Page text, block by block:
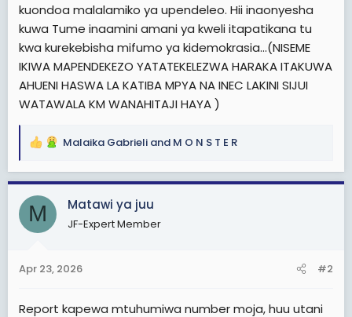
kuondoa malalamiko ya upendeleo. Hii inaonyesha
kuwa Tume inaamini amani ya kweli itapatikana tu
kwa kurekebisha mifumo ya kidemokrasia...(NISEME
IKIWA MAPENDEKEZO YATATEKELEZWA HARAKA ITAKUWA
AHUENI HASWA LA KATIBA MPYA NA INEC LAKINI SIJUI
WATAWALA KM WANAHITAJI HAYA )
R
a
c
t
i
s
Malaika Gabrieli and M O N S T E R
M Matawi ya juu
JF-Expert Member
Apr 23, 2026 #2
Report kapewa mtuhumiwa number moja, huu utani